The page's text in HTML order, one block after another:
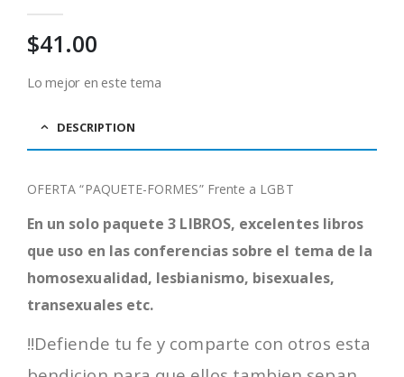
$41.00
Lo mejor en este tema
DESCRIPTION
OFERTA “PAQUETE-FORMES” Frente a LGBT
En un solo paquete 3 LIBROS, excelentes libros
que uso en las conferencias sobre el tema de la
homosexualidad, lesbianismo, bisexuales,
transexuales etc.
!!Defiende tu fe y comparte con otros esta